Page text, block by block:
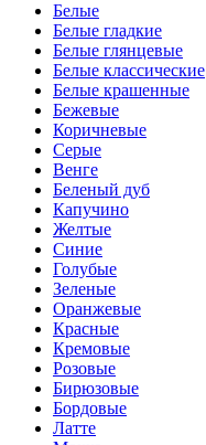
Белые
Белые гладкие
Белые глянцевые
Белые классические
Белые крашенные
Бежевые
Коричневые
Серые
Венге
Беленый дуб
Капучино
Желтые
Синие
Голубые
Зеленые
Оранжевые
Красные
Кремовые
Розовые
Бирюзовые
Бордовые
Латте